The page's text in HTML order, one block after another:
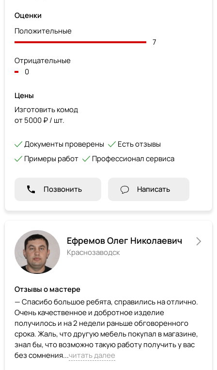
Оценки
Положительные
7
Отрицательные
0
Цены
Изготовить комод
от 5000 ₽ / шт.
Документы проверены
Есть отзывы
Примеры работ
Профессионал сервиса
Позвонить Написать
Ефремов Олег Николаевич
Краснозаводск
Отзывы о мастере
— Спасибо большое ребята, справились на отлично.
Очень качественное и добротное изделие
получилось и на 2 недели раньше обговоренного
срока. Жаль, что другую мебель покупал в магазине,
знал бы, что возможно такую работу получить у вас
без сомнения...читать далее